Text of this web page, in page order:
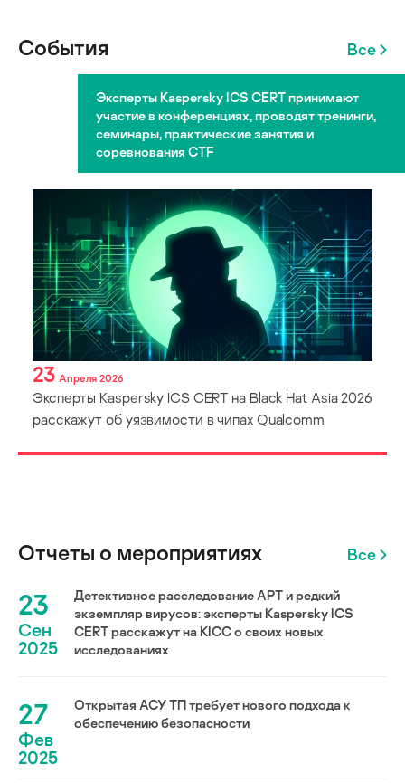
События Все
Эксперты Kaspersky ICS CERT принимают
участие в конференциях, проводят тренинги,
семинары, практические занятия и
соревнования CTF
23 Апреля 2026
Эксперты Kaspersky ICS CERT на Black Hat Asia 2026
расскажут об уязвимости в чипах Qualcomm
Отчеты о мероприятиях Все
23
Сен
2025
Детективное расследование АРТ и редкий
экземпляр вирусов: эксперты Kaspersky ICS
CERT расскажут на KICC о своих новых
исследованиях
27
Фев
2025
Открытая АСУ ТП требует нового подхода к
обеспечению безопасности